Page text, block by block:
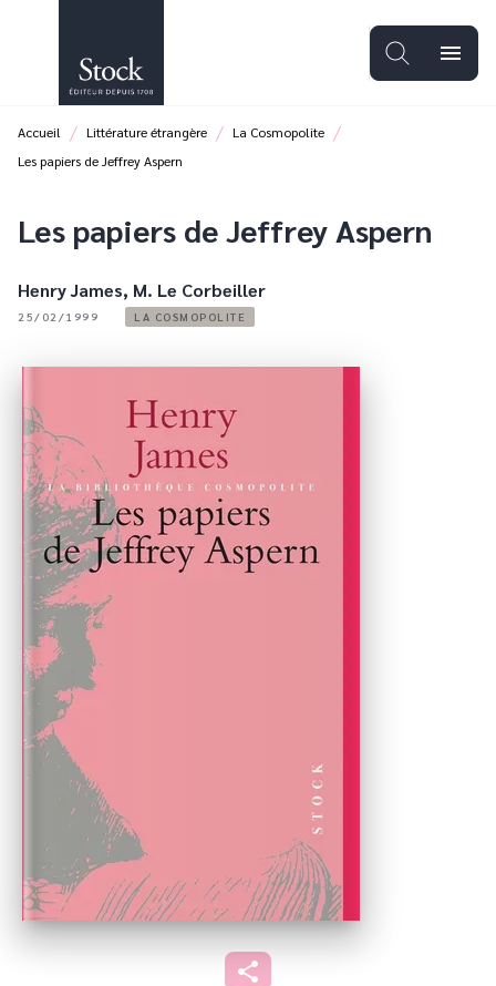
PIED DE PAGE
menu
Accueil / Littérature étrangère / La Cosmopolite /
Les papiers de Jeffrey Aspern
Les papiers de Jeffrey Aspern
Henry James, M. Le Corbeiller
25/02/1999 LA COSMOPOLITE